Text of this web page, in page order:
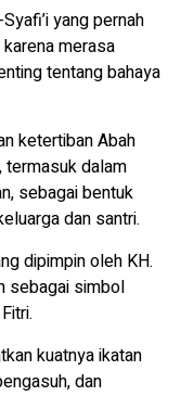
yang pernah
merasa
tentang bahaya
ketertiban Abah
termasuk dalam
sebagai bentuk
dan santri.
dipimpin oleh KH.
sebagai simbol
kuatnya ikatan
dan